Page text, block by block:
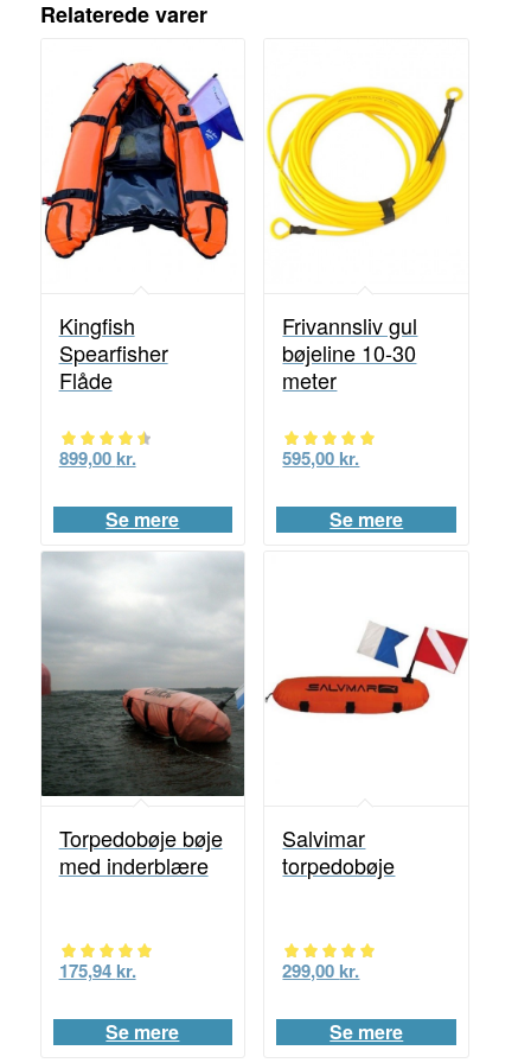
Relaterede varer
Kingfish
Spearfisher
Flåde
Vurderet
ud af 5
899,00 kr.
Se mere
Frivannsliv gul
bøjeline 10-30
meter
Vurderet
ud af 5
595,00 kr.
Se mere
Torpedobøje bøje
med inderblære
Vurderet
ud af 5
175,94 kr.
Se mere
Salvimar
torpedobøje
Vurderet
ud af 5
299,00 kr.
Se mere